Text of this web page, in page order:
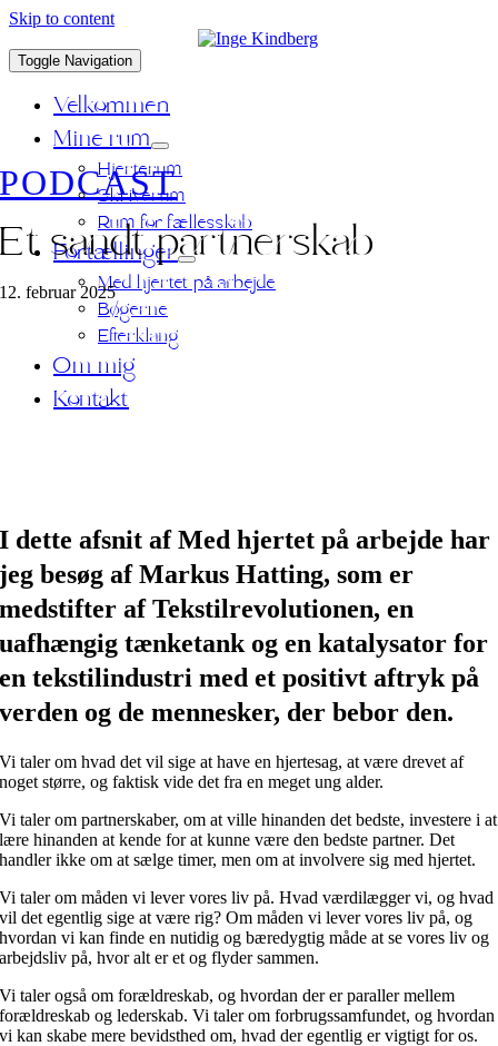
Skip to content
Toggle Navigation
Velkommen
Mine rum
Hjerterum
Skriverum
Rum for fællesskab
Fortællinger
Med hjertet på arbejde
Bøgerne
Efterklang
Om mig
Kontakt
PODCAST
Et sandt partnerskab
12. februar 2025
I dette afsnit af Med hjertet på arbejde har
jeg besøg af Markus Hatting, som er
medstifter af Tekstilrevolutionen, en
uafhængig tænketank og en katalysator for
en tekstilindustri med et positivt aftryk på
verden og de mennesker, der bebor den.
Vi taler om hvad det vil sige at have en hjertesag, at være drevet af
noget større, og faktisk vide det fra en meget ung alder.
Vi taler om partnerskaber, om at ville hinanden det bedste, investere i at
lære hinanden at kende for at kunne være den bedste partner. Det
handler ikke om at sælge timer, men om at involvere sig med hjertet.
Vi taler om måden vi lever vores liv på. Hvad værdilægger vi, og hvad
vil det egentlig sige at være rig? Om måden vi lever vores liv på, og
hvordan vi kan finde en nutidig og bæredygtig måde at se vores liv og
arbejdsliv på, hvor alt er et og flyder sammen.
Vi taler også om forældreskab, og hvordan der er paraller mellem
forældreskab og lederskab. Vi taler om forbrugssamfundet, og hvordan
vi kan skabe mere bevidsthed om, hvad der egentlig er vigtigt for os.